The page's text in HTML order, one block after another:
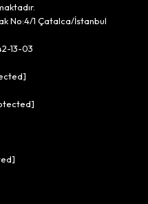
No:4/1 Çatalca/İstanbul
13-03